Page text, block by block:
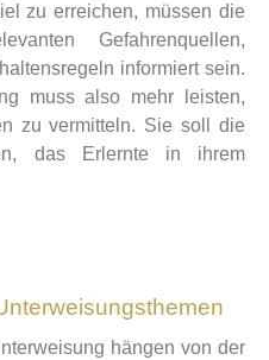
zu erreichen, müssen die
Gefahrenquellen,
informiert sein.
muss also mehr leisten,
zu vermitteln. Sie soll die
das Erlernte in ihrem
hängen von der